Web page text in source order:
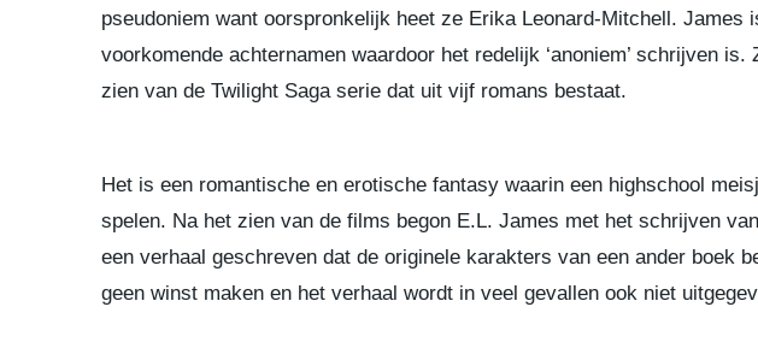
pseudoniem want oorspronkelijk heet ze Erika Leonard-Mitchell. James
voorkomende achternamen waardoor het redelijk ‘anoniem’ schrijven
zien van de Twilight Saga serie dat uit vijf romans bestaat.
Het is een romantische en erotische fantasy waarin een highschool
spelen. Na het zien van de films begon E.L. James met het schrijven
een verhaal geschreven dat de originele karakters van een ander boek
geen winst maken en het verhaal wordt in veel gevallen ook niet